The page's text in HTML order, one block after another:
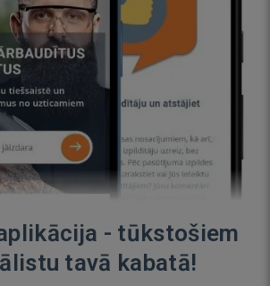
- tūkstošiem
tavā kabatā!